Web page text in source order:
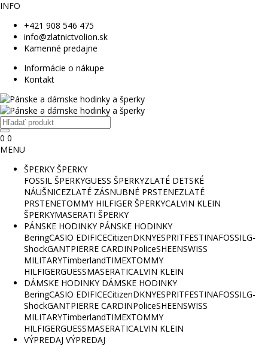
INFO
+421 908 546 475
info@zlatnictvolion.sk
Kamenné predajne
Informácie o nákupe
Kontakt
0 0
MENU
ŠPERKY ŠPERKY
FOSSIL ŠPERKYGUESS ŠPERKYZLATÉ DETSKÉ
NÁUŠNICEZLATÉ ZÁSNUBNÉ PRSTENEZLATÉ
PRSTENETOMMY HILFIGER ŠPERKYCALVIN KLEIN
ŠPERKYMASERATI ŠPERKY
PÁNSKE HODINKY PÁNSKE HODINKY
BeringCASIO EDIFICECitizenDKNYESPRITFESTINAFOSSILG-
ShockGANTPIERRE CARDINPoliceSHEENSWISS
MILITARYTimberlandTIMEXTOMMY
HILFIGERGUESSMASERATICALVIN KLEIN
DÁMSKE HODINKY DÁMSKE HODINKY
BeringCASIO EDIFICECitizenDKNYESPRITFESTINAFOSSILG-
ShockGANTPIERRE CARDINPoliceSHEENSWISS
MILITARYTimberlandTIMEXTOMMY
HILFIGERGUESSMASERATICALVIN KLEIN
VÝPREDAJ VÝPREDAJ